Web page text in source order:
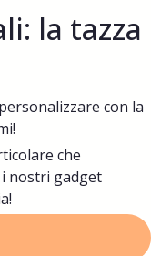
la tazza
con la
che
nostri gadget